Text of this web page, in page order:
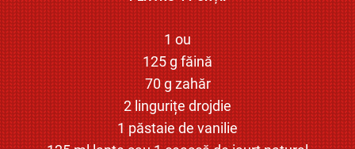
1 ou
125 g făină
70 g zahăr
2 lingurițe drojdie
1 păstaie de vanilie